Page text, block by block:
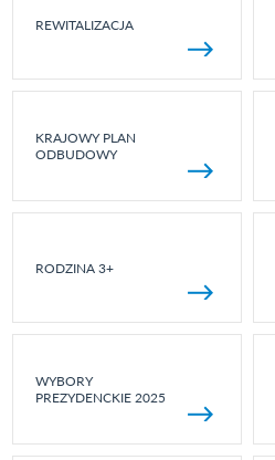
REWITALIZACJA
KRAJOWY PLAN
ODBUDOWY
RODZINA 3+
WYBORY
PREZYDENCKIE 2025